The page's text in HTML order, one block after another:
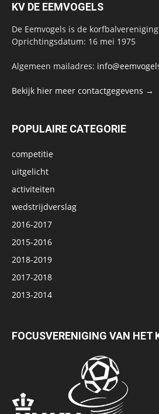
KV DE EEMVOGELS
De Eemvogels is de
Oprichtingsdatum: 16 mei 1975
Algemeen mailadres:
Bekijk hier meer contactgegevens →
POPULAIRE CATEGORIE
competitie
uitgelicht
activiteiten
wedstrijdverslag
2016-2017
2015-2016
2018-2019
2017-2018
2013-2014
FOCUSVERENIGING VAN HET